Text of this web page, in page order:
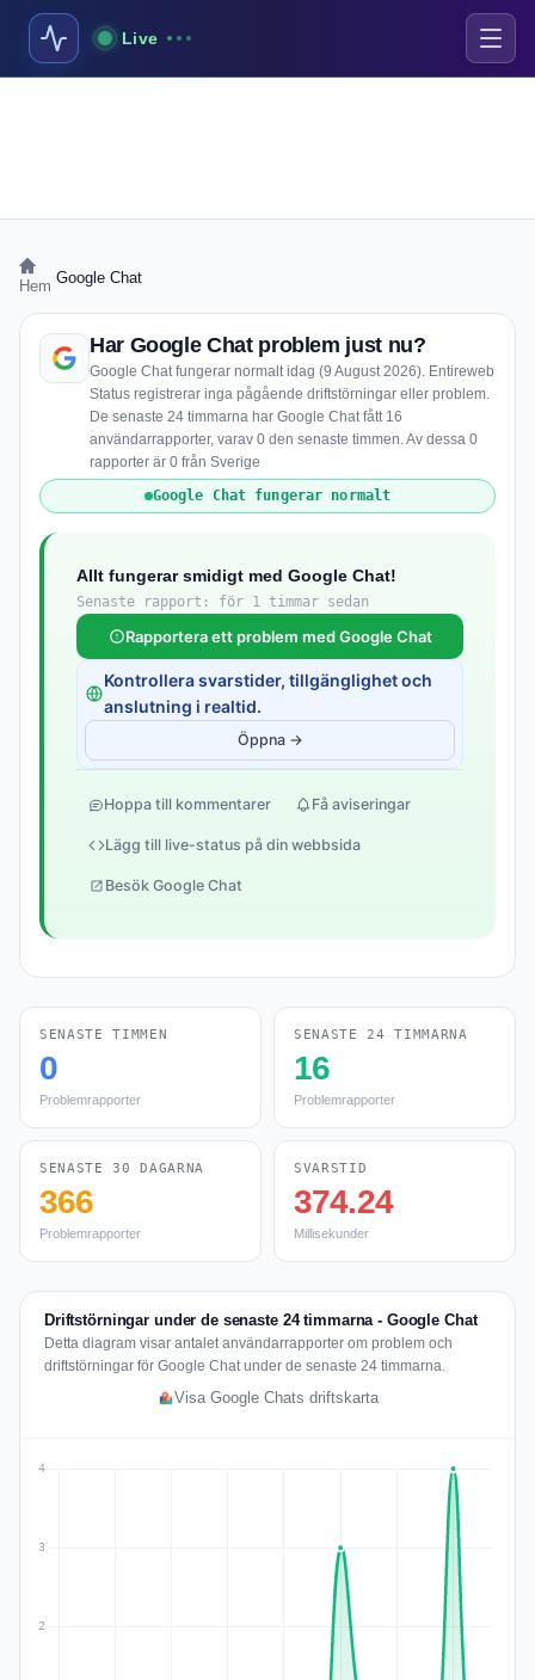
Live
Hem Google Chat
Har Google Chat problem just nu?
Google Chat fungerar normalt idag (9 August 2026). Entireweb
Status registrerar inga pågående driftstörningar eller problem.
De senaste 24 timmarna har Google Chat fått 16
användarrapporter, varav 0 den senaste timmen. Av dessa 0
rapporter är 0 från Sverige
Google Chat fungerar normalt
Allt fungerar smidigt med Google Chat!
Senaste rapport: för 1 timmar sedan
Rapportera ett problem med Google Chat
Kontrollera svarstider, tillgänglighet och
anslutning i realtid.
Öppna →
Hoppa till kommentarer Få aviseringar
Lägg till live-status på din webbsida
Besök Google Chat
SENASTE TIMMEN
0
Problemrapporter
SENASTE 24 TIMMARNA
16
Problemrapporter
SENASTE 30 DAGARNA
366
Problemrapporter
SVARSTID
374.24
Millisekunder
Driftstörningar under de senaste 24 timmarna - Google Chat
Detta diagram visar antalet användarrapporter om problem och
driftstörningar för Google Chat under de senaste 24 timmarna.
Visa Google Chats driftskarta